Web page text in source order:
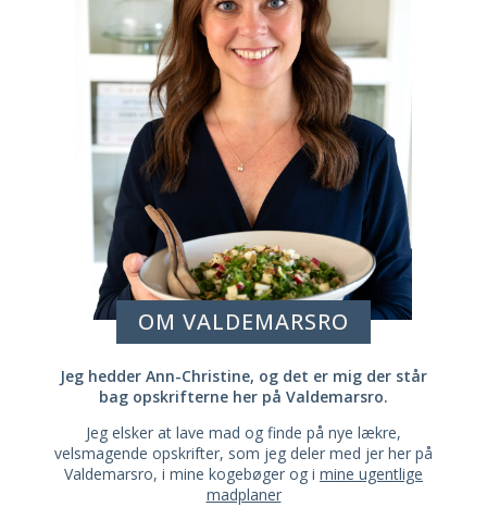
OM VALDEMARSRO
Jeg hedder Ann-Christine, og det er mig der står
bag opskrifterne her på Valdemarsro.
Jeg elsker at lave mad og finde på nye lækre,
velsmagende opskrifter, som jeg deler med jer her på
Valdemarsro, i mine kogebøger og i mine ugentlige
madplaner